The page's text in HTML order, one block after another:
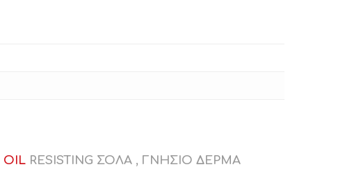
OIL RESISTING ΣΟΛΑ , ΓΝΗΣΙΟ ΔΕΡΜΑ